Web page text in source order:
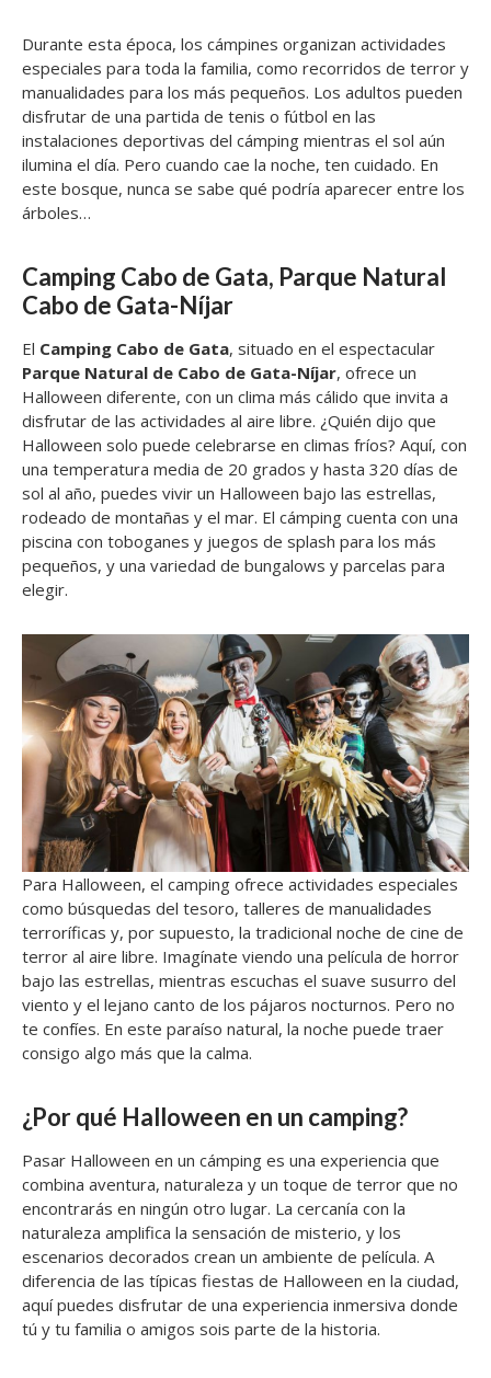
Durante esta época, los cámpines organizan actividades
especiales para toda la familia, como recorridos de terror y
manualidades para los más pequeños. Los adultos pueden
disfrutar de una partida de tenis o fútbol en las
instalaciones deportivas del cámping mientras el sol aún
ilumina el día. Pero cuando cae la noche, ten cuidado. En
este bosque, nunca se sabe qué podría aparecer entre los
árboles…
Camping Cabo de Gata, Parque Natural
Cabo de Gata-Níjar
El Camping Cabo de Gata, situado en el espectacular
Parque Natural de Cabo de Gata-Níjar, ofrece un
Halloween diferente, con un clima más cálido que invita a
disfrutar de las actividades al aire libre. ¿Quién dijo que
Halloween solo puede celebrarse en climas fríos? Aquí, con
una temperatura media de 20 grados y hasta 320 días de
sol al año, puedes vivir un Halloween bajo las estrellas,
rodeado de montañas y el mar. El cámping cuenta con una
piscina con toboganes y juegos de splash para los más
pequeños, y una variedad de bungalows y parcelas para
elegir.
Para Halloween, el camping ofrece actividades especiales
como búsquedas del tesoro, talleres de manualidades
terroríficas y, por supuesto, la tradicional noche de cine de
terror al aire libre. Imagínate viendo una película de horror
bajo las estrellas, mientras escuchas el suave susurro del
viento y el lejano canto de los pájaros nocturnos. Pero no
te confíes. En este paraíso natural, la noche puede traer
consigo algo más que la calma.
¿Por qué Halloween en un camping?
Pasar Halloween en un cámping es una experiencia que
combina aventura, naturaleza y un toque de terror que no
encontrarás en ningún otro lugar. La cercanía con la
naturaleza amplifica la sensación de misterio, y los
escenarios decorados crean un ambiente de película. A
diferencia de las típicas fiestas de Halloween en la ciudad,
aquí puedes disfrutar de una experiencia inmersiva donde
tú y tu familia o amigos sois parte de la historia.